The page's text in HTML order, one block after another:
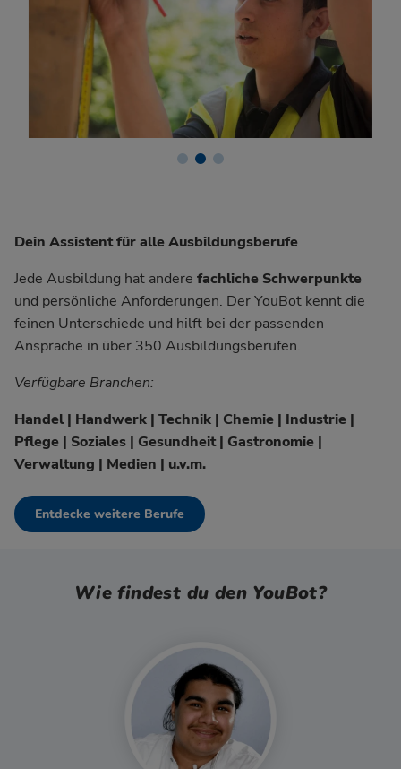
Dein Assistent für alle Ausbildungsberufe
Jede Ausbildung hat andere fachliche Schwerpunkte
und persönliche Anforderungen. Der YouBot kennt die
feinen Unterschiede und hilft bei der passenden
Ansprache in über 350 Ausbildungsberufen.
Verfügbare Branchen:
Handel | Handwerk | Technik | Chemie | Industrie |
Pflege | Soziales | Gesundheit | Gastronomie |
Verwaltung | Medien | u.v.m.
Entdecke weitere Berufe
Wie findest du den YouBot?